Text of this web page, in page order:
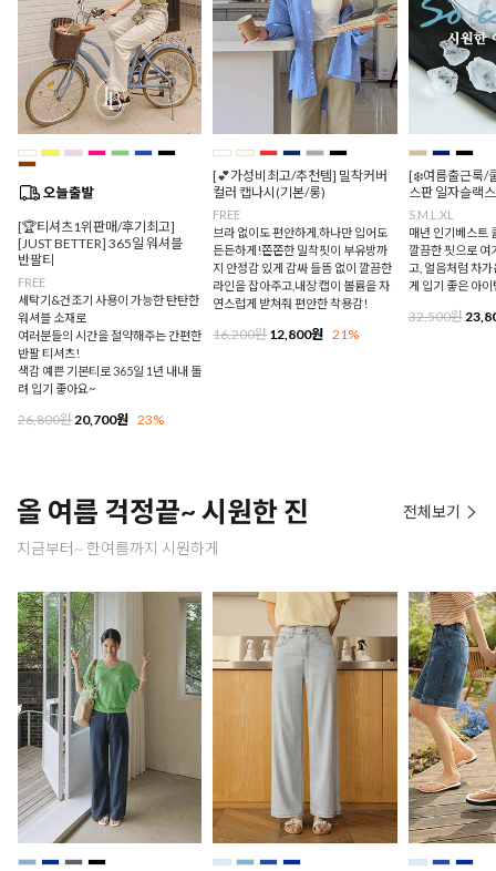
[🏆티셔츠1위판매/후기최고]
[JUST BETTER] 365일 워셔블
반팔티
FREE
세탁기&건조기 사용이 가능한 탄탄한
워셔블 소재로
여러분들의 시간을 절약해주는 간편한
반팔 티셔츠!
색감 예쁜 기본티로 365일 1년 내내 돌
려 입기 좋아요~
26,800원 20,700원 23%
[💕가성비최고/추천템] 밀착커버
컬러 캡나시(기본/롱)
FREE
브라 없이도 편안하게,하나만 입어도
든든하게!쫀쫀한 밀착핏이 부유방까
지 안정감 있게 감싸 들뜸 없이 깔끔한
라인을 잡아주고,내장 캡이 볼륨을 자
연스럽게 받쳐줘 편안한 착용감!
16,200원12,800원 21%
[❄️여름출근룩/
스판 일자슬랙스
S,M,L,XL
매년 인기베스트
깔끔한 핏으로 여
고, 얼음처럼 차
게 입기 좋은 아이
32,500원
올 여름 걱정끝~ 시원한 진
지금부터~ 한여름까지 시원하게
전체보기